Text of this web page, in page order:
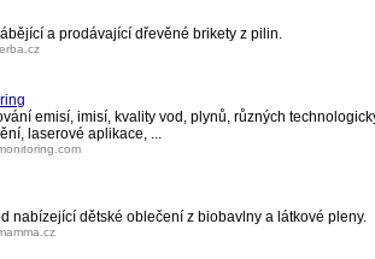
a prodávající dřevěné brikety z pilin.
emisí, imisí, kvality vod, plynů, různých
laserové aplikace, ...
nabízející dětské oblečení z biobavlny a látkové pleny.